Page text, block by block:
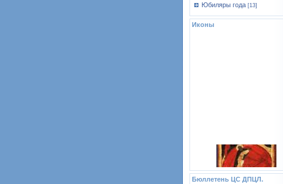
Юбиляры года [13]
Иконы
Бюллетень ЦС ДПЦЛ.